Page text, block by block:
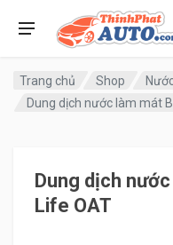
Trang chủ Shop
Dung dịch nước làm mát
Dung dịch
Life OAT